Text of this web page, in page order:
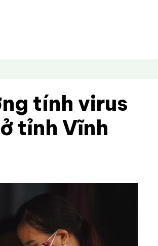
tính virus
tỉnh Vĩnh